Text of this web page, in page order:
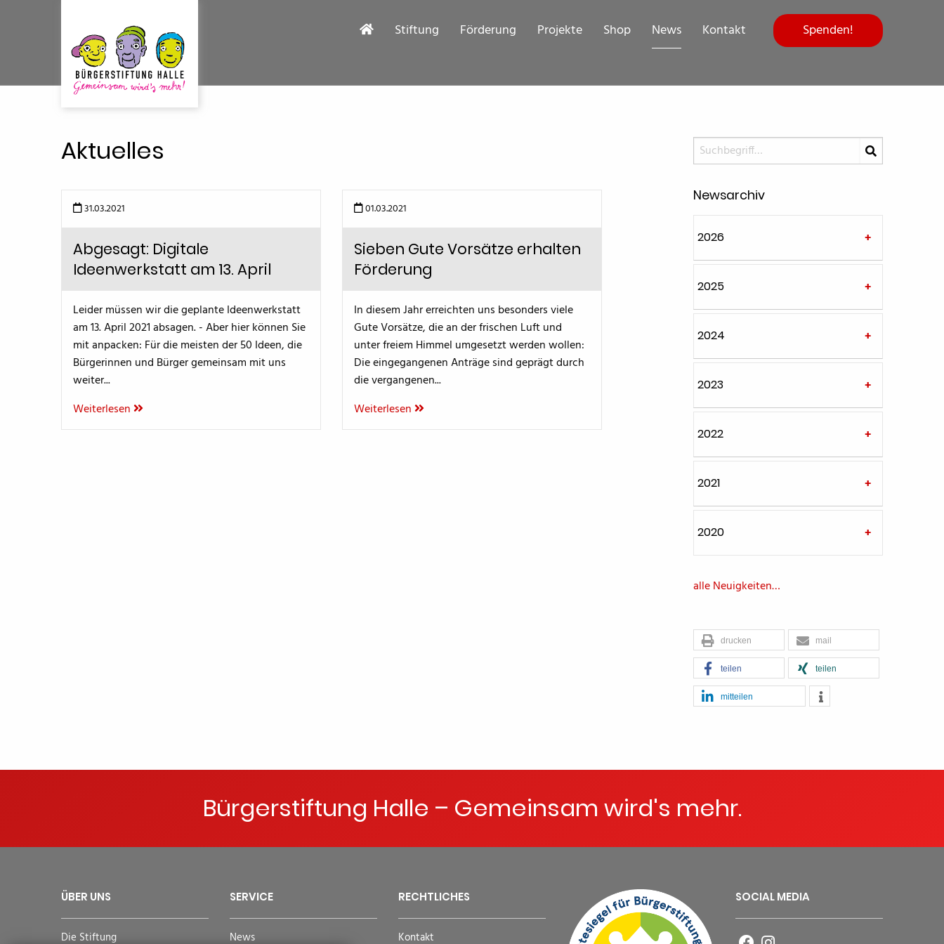
Spenden!
Stiftung Förderung Projekte Shop News Kontakt
Aktuelles
31.03.2021
Abgesagt: Digitale
Ideenwerkstatt am 13. April
Leider müssen wir die geplante Ideenwerkstatt
am 13. April 2021 absagen. - Aber hier können Sie
mit anpacken: Für die meisten der 50 Ideen, die
Bürgerinnen und Bürger gemeinsam mit uns
weiter...
Weiterlesen
01.03.2021
Sieben Gute Vorsätze erhalten
Förderung
In diesem Jahr erreichten uns besonders viele
Gute Vorsätze, die an der frischen Luft und
unter freiem Himmel umgesetzt werden wollen:
Die eingegangenen Anträge sind geprägt durch
die vergangenen...
Weiterlesen
Newsarchiv
2026
2025
2024
2023
2022
2021
2020
alle Neuigkeiten…
drucken mail
teilen teilen
mitteilen
Bürgerstiftung Halle – Gemeinsam wird's mehr.
ÜBER UNS
Die Stiftung
SERVICE
News
RECHTLICHES
Kontakt
SOCIAL MEDIA